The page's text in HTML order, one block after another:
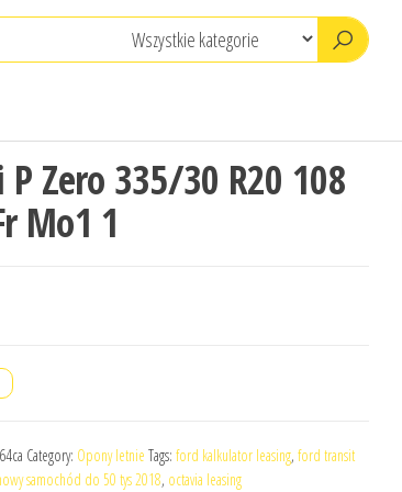
Zero 335/30 R20 108
Mo1 1
Category: Opony letnie Tags: ford kalkulator leasing, ford transit
samochód do 50 tys 2018, octavia leasing